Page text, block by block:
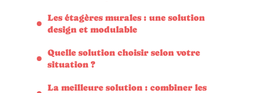
Les étagères murales : une solution
design et modulable
Quelle solution choisir selon votre
situation ?
La meilleure solution : combiner les